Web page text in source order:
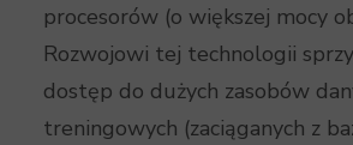
procesorów (o większej mocy
Rozwojowi tej technologii
dostęp do dużych zasobów
treningowych (zaciąganych z